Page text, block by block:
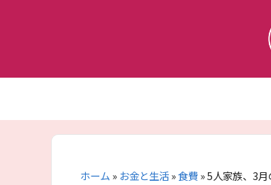
ツ
ホーム» お金と生活»食費»5人家族、3